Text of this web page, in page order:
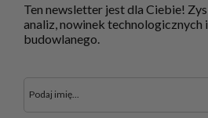
Ten newsletter jest dla Ciebie!
analiz, nowinek
budowlanego.